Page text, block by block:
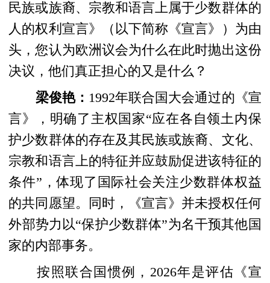
民族或族裔、宗教和语言上属于少数群体的
人的权利宣言》（以下简称《宣言》）为由
头，您认为欧洲议会为什么在此时抛出这份
决议，他们真正担心的又是什么？
梁俊艳： 1992年联合国大会通过的《宣
言》，明确了主权国家“应在各自领土内保
护少数群体的存在及其民族或族裔、文化、
宗教和语言上的特征并应鼓励促进该特征的
条件”，体现了国际社会关注少数群体权益
的共同愿望。同时，《宣言》并未授权任何
外部势力以“保护少数群体”为名干预其他国
家的内部事务。
按照联合国惯例，2026年是评估《宣